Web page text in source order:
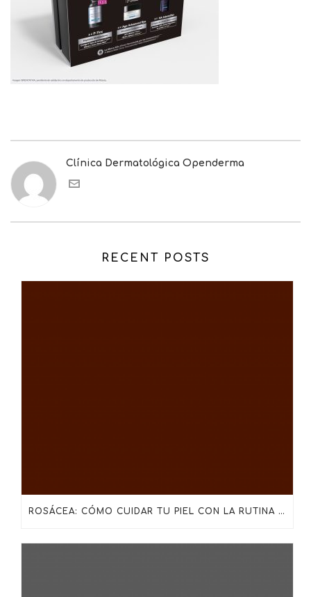
Clínica Dermatológica Openderma
RECENT POSTS
ROSÁCEA: CÓMO CUIDAR TU PIEL CON LA RUTINA ADECUADA DE SKINCEUTICALS